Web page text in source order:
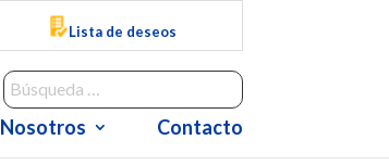
Lista de deseos
Nosotros Contacto